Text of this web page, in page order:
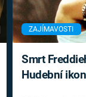
ZAJÍMAVOSTI
Smrt
Hudební